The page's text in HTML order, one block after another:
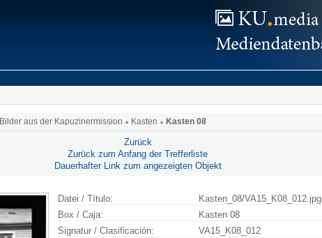
Bilder aus der Kapuzinermission Kasten Kasten 08
Zurück
Zurück zum Anfang der Trefferliste
Dauerhafter Link zum angezeigten Objekt
Datei / Título:
Kasten_08/VA15_K08_012.jpg
Box / Caja:
Kasten 08
Signatur / Clasificación:
VA15_K08_012